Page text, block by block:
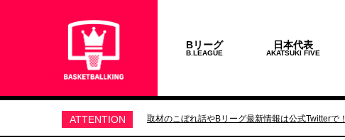
Bリーグ
B.LEAGUE
日本代表
AKATSUKI FIVE
ATTENTION 取材のこぼれ話やBリーグ最新情報は公式Twitterで！